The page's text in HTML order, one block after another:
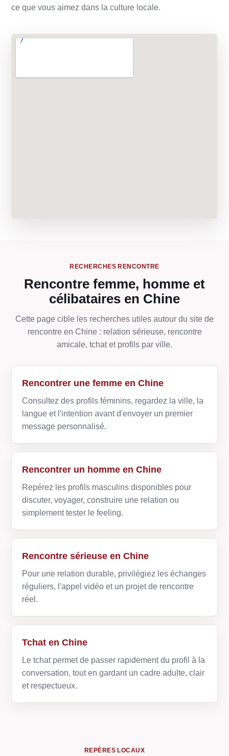
ce que vous aimez dans la culture locale.
RECHERCHES RENCONTRE
Rencontre femme, homme et
célibataires en Chine
Cette page cible les recherches utiles autour du site de
rencontre en Chine : relation sérieuse, rencontre
amicale, tchat et profils par ville.
Rencontrer une femme en Chine
Consultez des profils féminins, regardez la ville, la
langue et l'intention avant d'envoyer un premier
message personnalisé.
Rencontrer un homme en Chine
Repérez les profils masculins disponibles pour
discuter, voyager, construire une relation ou
simplement tester le feeling.
Rencontre sérieuse en Chine
Pour une relation durable, privilégiez les échanges
réguliers, l'appel vidéo et un projet de rencontre
réel.
Tchat en Chine
Le tchat permet de passer rapidement du profil à la
conversation, tout en gardant un cadre adulte, clair
et respectueux.
REPÈRES LOCAUX